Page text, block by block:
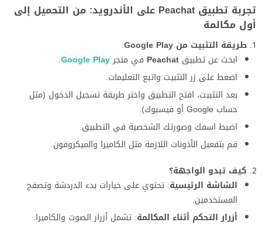
تجربة تطبيق Peachat على الأندرويد: من التحميل إلى
أول مكالمة
طريقة التثبيت من Google Play
:
ابحث عن تطبيق Peachat في متجرGoogle Play
.
اضغط على زر التثبيت واتبع التعليمات.
بعد التثبيت، افتح التطبيق واختر طريقة تسجيل الدخول (مثل
حساب Google أو فيسبوك).
اضبط اسمك وصورتك الشخصية في التطبيق.
قم بتفعيل الأذونات اللازمة مثل الكاميرا والميكروفون.
كيف تبدو الواجهة؟
الشاشة الرئيسية: تحتوي على خيارات بدء الدردشة وتصفح
المستخدمين.
أزرار التحكم أثناء المكالمة: تشمل أزرار الصوت والكاميرا.